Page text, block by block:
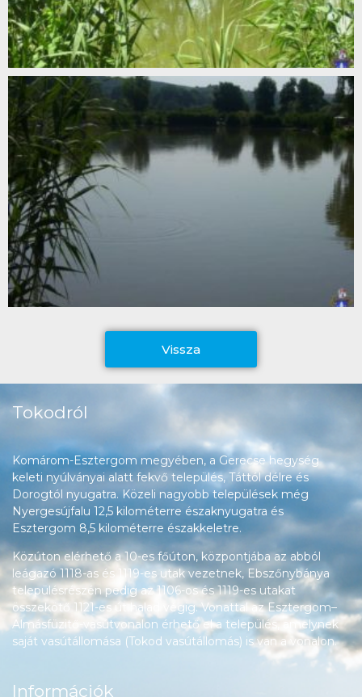
Vissza
Tokodról
Komárom-Esztergom megyében, a Gerecse hegység
keleti nyúlványai alatt fekvő település, Táttól délre és
Dorogtól nyugatra. Közeli nagyobb települések még
Nyergesújfalu 12,5 kilométerre északnyugatra és
Esztergom 8,5 kilométerre északkeletre.
Közúton elérhető a 10-es főúton, központjába az abból
leágazó 1118-as és 1119-es utak vezetnek, Ebszőnybánya
településrészén pedig az 1106-os és 1119-es utakat
összekötő 1121-es út halad végig. Vonattal az Esztergom–
Almásfüzitő-vasútvonalon érhető el a település, amelynek
saját vasútállomása (Tokod vasútállomás) is van a vonalon.
Információk